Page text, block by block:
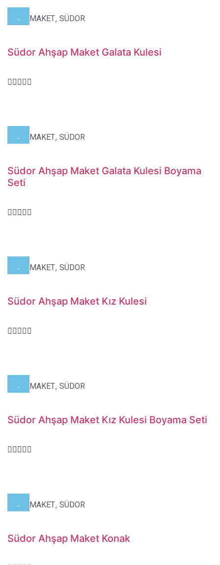
HOBİ MAKET, SÜDOR
Südor Ahşap Maket Galata Kulesi
HOBİ MAKET, SÜDOR
Südor Ahşap Maket Galata Kulesi Boyama
Seti
HOBİ MAKET, SÜDOR
Südor Ahşap Maket Kız Kulesi
HOBİ MAKET, SÜDOR
Südor Ahşap Maket Kız Kulesi Boyama Seti
HOBİ MAKET, SÜDOR
Südor Ahşap Maket Konak